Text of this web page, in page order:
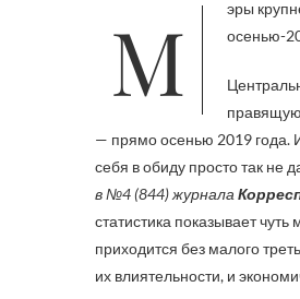
Мэры крупнейших украинских городов лихорадочно готовятся к очередным выборам — внеочередные осенью-
правящую
— прямо осенью 2019 года.
себя в обиду просто так не
в №4 (844) журнала
статистика показывает
приходится без малого
их влиятельности, и